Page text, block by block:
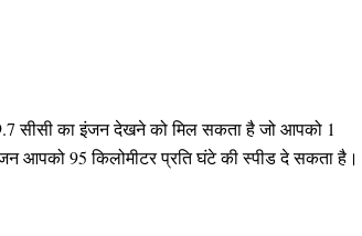
सीसी का इंजन देखने को मिल सकता है जो आपको 1
आपको 95 किलोमीटर प्रति घंटे की स्पीड दे सकता है।